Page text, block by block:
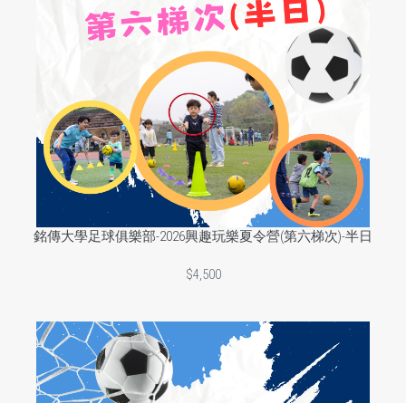
銘傳大學足球俱樂部-2026興趣玩樂夏令營(第六梯次)-半日
$4,500